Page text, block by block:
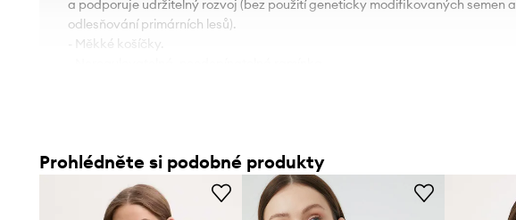
a podporuje udržitelný rozvoj (bez použití geneticky modifikovaných semen a
odlesňování primárních lesů).
- Měkké košíčky.
Prohlédněte si podobné produkty